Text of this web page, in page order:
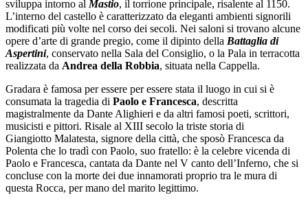
sviluppa intorno al Mastio, il torrione principale, risalente al 1150.
L’interno del castello è caratterizzato da eleganti ambienti signorili
modificati più volte nel corso dei secoli. Nei saloni si trovano alcune
opere d’arte di grande pregio, come il dipinto della Battaglia di
Aspertini, conservato nella Sala del Consiglio, o la Pala in terracotta
realizzata da Andrea della Robbia, situata nella Cappella.
Gradara è famosa per essere per essere stata il luogo in cui si è
consumata la tragedia di Paolo e Francesca, descritta
magistralmente da Dante Alighieri e da altri famosi poeti, scrittori,
musicisti e pittori. Risale al XIII secolo la triste storia di
Giangiotto Malatesta, signore della città, che sposò Francesca da
Polenta che lo tradì con Paolo, suo fratello: è la celebre vicenda di
Paolo e Francesca, cantata da Dante nel V canto dell’Inferno, che si
concluse con la morte dei due innamorati proprio tra le mura di
questa Rocca, per mano del marito legittimo.